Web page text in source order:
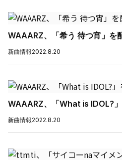
WAAARZ、「希う 待つ宵」を
新曲情報2022.8.20
WAAARZ、「What is IDOL?
新曲情報2022.8.20